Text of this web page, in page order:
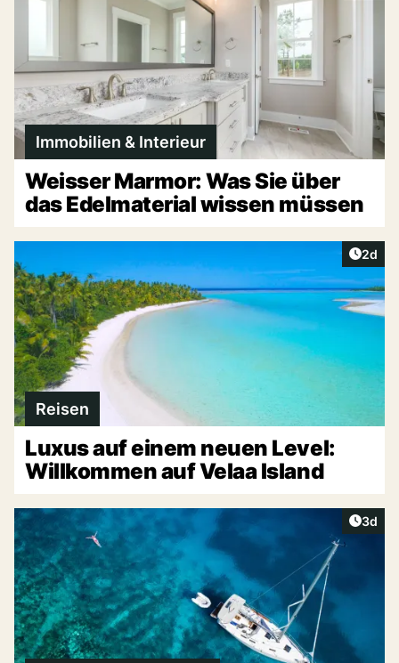
Immobilien & Interieur
Weisser Marmor: Was Sie über
das Edelmaterial wissen müssen
2d
Reisen
Luxus auf einem neuen Level:
Willkommen auf Velaa Island
3d